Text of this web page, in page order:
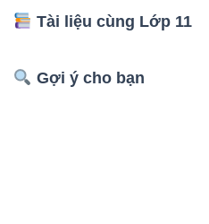
Tài liệu cùng Lớp 11
Gợi ý cho bạn